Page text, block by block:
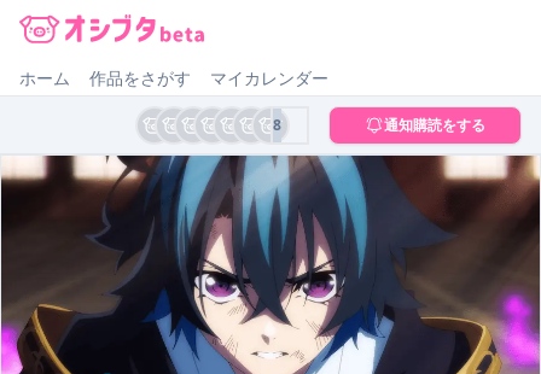
ホーム 作品をさがす マイカレンダー
8 通知購読をする